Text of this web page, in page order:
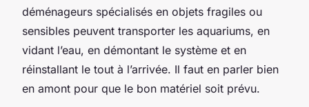
déménageurs spécialisés en objets fragiles ou
sensibles peuvent transporter les aquariums, en
vidant l’eau, en démontant le système et en
réinstallant le tout à l’arrivée. Il faut en parler bien
en amont pour que le bon matériel soit prévu.